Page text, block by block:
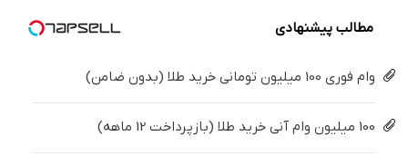
مطالب پیشنهادی
وام فوری 100 میلیون تومانی خرید طلا (بدون ضامن)
100 میلیون وام آنی خرید طلا (بازپرداخت 12 ماهه)